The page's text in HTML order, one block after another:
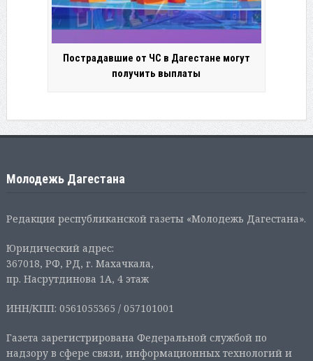
Пострадавшие от ЧС в Дагестане могут
получить выплаты
Молодежь Дагестана
Редакция республиканской газеты «Молодежь Дагестана».
Юридический адрес:
367018, РФ, РД, г. Махачкала,
пр. Насрутдинова 1А, 4 этаж
ИНН/КПП: 0561055365 / 057101001
Газета зарегистрирована Федеральной службой по
надзору в сфере связи, информационных технологий и